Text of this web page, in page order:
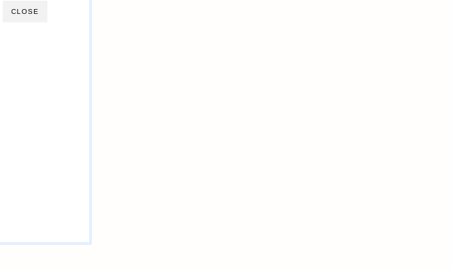
CLOSE